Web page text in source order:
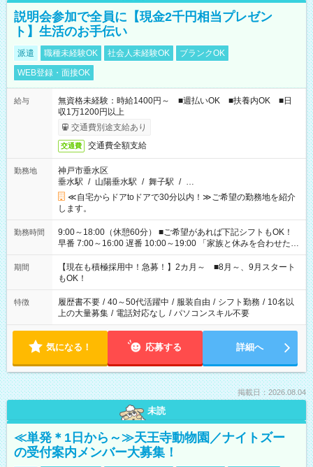
説明会参加で全員に【現金2千円相当プレゼン
ト】生活のお手伝い
派遣 職種未経験OK 社会人未経験OK
ブランクOK
WEB登録・面接OK
給与
無資格未経験：時給1400円～ ■週払いOK ■扶養内OK ■日
収1万1200円以上
交通費別途支給あり
交通費 交通費全額支給
勤務地
神戸市垂水区
垂水駅 / 山陽垂水駅 / 舞子駅 / …
≪自宅からドアtoドアで30分以内！≫ご希望の勤務地を紹介
します。
勤務時間
9:00～18:00（休憩60分） ■ご希望があれば下記シフトもOK！
早番 7:00～16:00 遅番 10:00～19:00 「家族と休みを合わせた
い」 「余裕を持って夕飯の準備がしたい」 「できれば残業はし
たくない」 など、ご希望を教えてくださいね。 ※Wワーク希望
の方へ 今ご覧のお仕事で希望する勤務時間と、もう1つのお仕事
の勤務時間。 合計で週40時間を超える場合は応募できません。
期間
【現在も積極採用中！急募！】2カ月～ ■8月～、9月スタート
もOK！
特徴 履歴書不要 / 40～50代活躍中 / 服装自由 / シフト勤務 / 10名以
上の大量募集 / 電話対応なし / パソコンスキル不要
気になる！ 応募する 詳細へ
掲載日：2026.08.04
未読
≪単発＊1日から～≫天王寺動物園／ナイトズー
の受付案内メンバー大募集！